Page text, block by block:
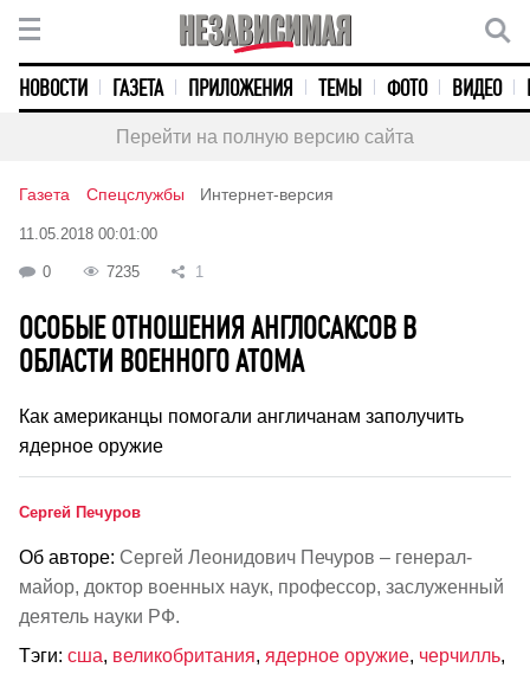
НОВОСТИ ГАЗЕТА ПРИЛОЖЕНИЯ ТЕМЫ ФОТО ВИДЕО
Перейти на полную версию сайта
Газета Спецслужбы Интернет-версия
11.05.2018 00:01:00
0 7235 1
ОСОБЫЕ ОТНОШЕНИЯ АНГЛОСАКСОВ В
ОБЛАСТИ ВОЕННОГО АТОМА
Как американцы помогали англичанам заполучить
ядерное оружие
Сергей Печуров
Об авторе: Сергей Леонидович Печуров – генерал-
майор, доктор военных наук, профессор, заслуженный
деятель науки РФ.
Тэги: сша, великобритания, ядерное оружие, черчилль,